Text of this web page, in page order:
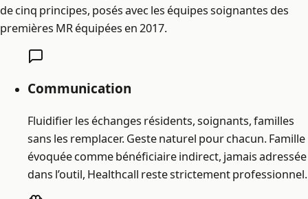
de cinq principes, posés avec les équipes soignantes des
premières MR équipées en 2017.
Communication
Fluidifier les échanges résidents, soignants, familles
sans les remplacer. Geste naturel pour chacun. Famille
évoquée comme bénéficiaire indirect, jamais adressée
dans l’outil, Healthcall reste strictement professionnel.